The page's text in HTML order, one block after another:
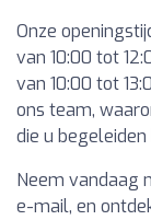
Onze
van 10:00 tot
van 10:00 tot
ons team,
die u
Neem vandaag
e-mail, en